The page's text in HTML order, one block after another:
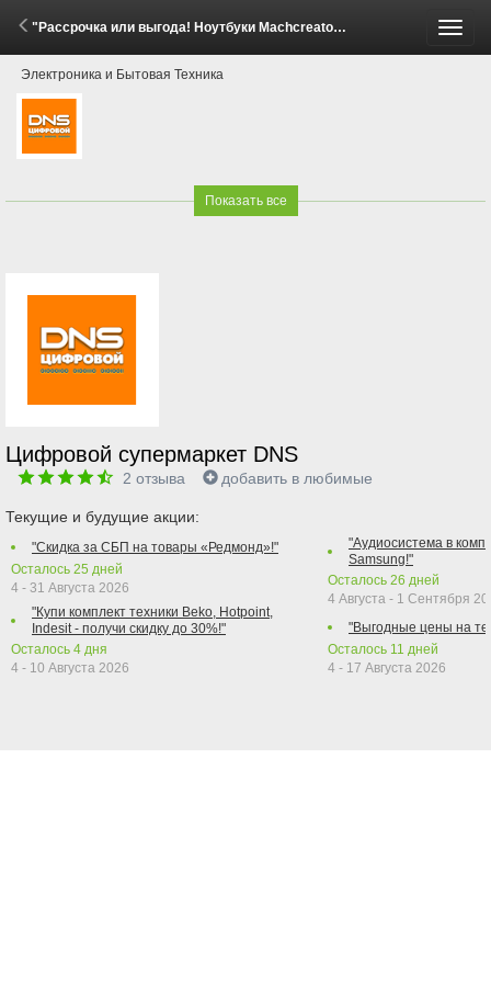
"Рассрочка или выгода! Ноутбуки Machcreator" (24 Апреля - 14 Мая 2026)
Электроника и Бытовая Техника
Показать все
Цифровой супермаркет DNS
2 отзыва добавить в любимые
Текущие и будущие акции:
"Скидка за СБП на товары «Редмонд»!"
Осталось 25 дней
4 - 31 Августа 2026
"Купи комплект техники Beko, Hotpoint,
Indesit - получи скидку до 30%!"
Осталось 4 дня
4 - 10 Августа 2026
"Аудиосистема в
Samsung!"
Осталось 26 дней
4 Августа - 1 Сентября
"Выгодные цены на
Осталось 11 дней
4 - 17 Августа 2026